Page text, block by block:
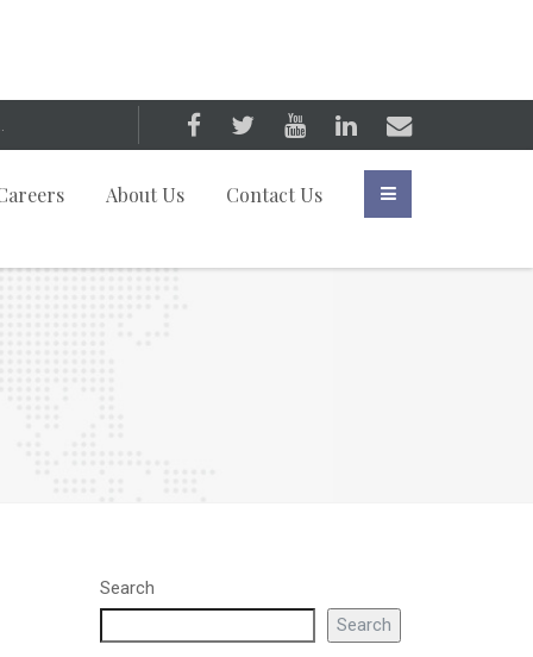
About Us Contact Us
Search
Search